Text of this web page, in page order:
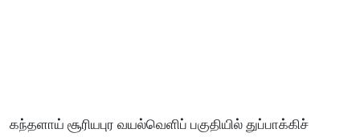
கந்தளாய் சூரியபுர வயல்வெளிப் பகுதியில் துப்பாக்கிச்